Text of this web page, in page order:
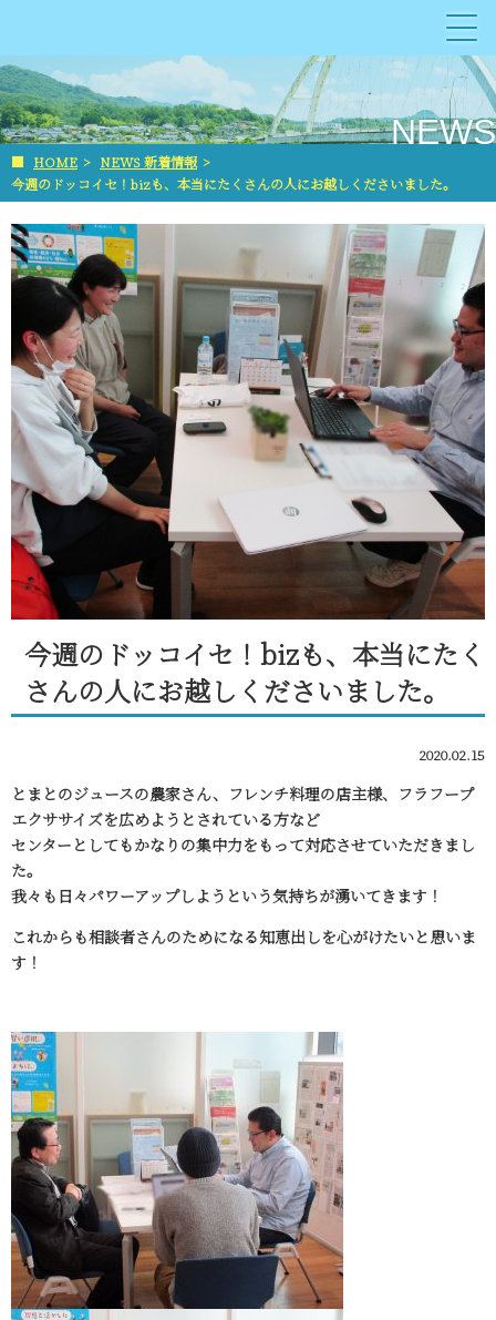
NEWS
■ HOME > NEWS 新着情報 >
今週のドッコイセ！bizも、本当にたくさんの人にお越しくださいました。
今週のドッコイセ！bizも、本当にたく
さんの人にお越しくださいました。
2020.02.15
とまとのジュースの農家さん、フレンチ料理の店主様、フラフープ
エクササイズを広めようとされている方など
センターとしてもかなりの集中力をもって対応させていただきまし
た。
我々も日々パワーアップしようという気持ちが湧いてきます！
これからも相談者さんのためになる知恵出しを心がけたいと思いま
す！